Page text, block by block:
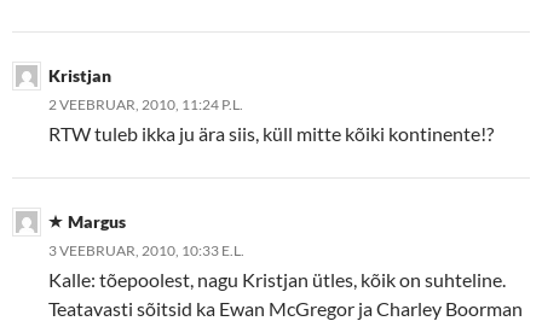
Kristjan
2 VEEBRUAR, 2010, 11:24 P.L.
RTW tuleb ikka ju ära siis, küll mitte kõiki kontinente!?
Margus
3 VEEBRUAR, 2010, 10:33 E.L.
Kalle: tõepoolest, nagu Kristjan ütles, kõik on suhteline.
Teatavasti sõitsid ka Ewan McGregor ja Charley Boorman